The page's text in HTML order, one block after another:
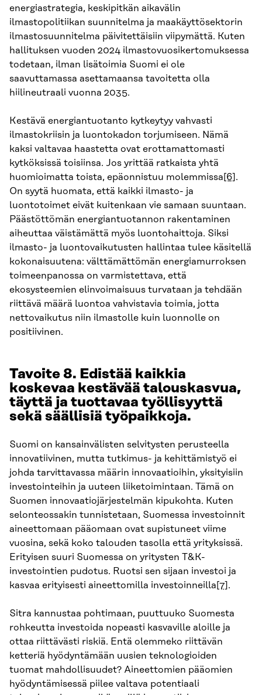
energiastrategia, keskipitkän aikavälin
ilmastopolitiikan suunnitelma ja maakäyttösektorin
ilmastosuunnitelma päivitettäisiin viipymättä. Kuten
hallituksen vuoden 2024 ilmastovuosikertomuksessa
todetaan, ilman lisätoimia Suomi ei ole
saavuttamassa asettamaansa tavoitetta olla
hiilineutraali vuonna 2035.
Kestävä energiantuotanto kytkeytyy vahvasti
ilmastokriisin ja luontokadon torjumiseen. Nämä
kaksi valtavaa haastetta ovat erottamattomasti
kytköksissä toisiinsa. Jos yrittää ratkaista yhtä
huomioimatta toista, epäonnistuu molemmissa[6] .
On syytä huomata, että kaikki ilmasto- ja
luontotoimet eivät kuitenkaan vie samaan suuntaan.
Päästöttömän energiantuotannon rakentaminen
aiheuttaa väistämättä myös luontohaittoja. Siksi
ilmasto- ja luontovaikutusten hallintaa tulee käsitellä
kokonaisuutena: välttämättömän energiamurroksen
toimeenpanossa on varmistettava, että
ekosysteemien elinvoimaisuus turvataan ja tehdään
riittävä määrä luontoa vahvistavia toimia, jotta
nettovaikutus niin ilmastolle kuin luonnolle on
positiivinen.
Tavoite 8. Edistää kaikkia
koskevaa kestävää talouskasvua,
täyttä ja tuottavaa työllisyyttä
sekä säällisiä työpaikkoja.
Suomi on kansainvälisten selvitysten perusteella
innovatiivinen, mutta tutkimus- ja kehittämistyö ei
johda tarvittavassa määrin innovaatioihin, yksityisiin
investointeihin ja uuteen liiketoimintaan. Tämä on
Suomen innovaatiojärjestelmän kipukohta. Kuten
selonteossakin tunnistetaan, Suomessa investoinnit
aineettomaan pääomaan ovat supistuneet viime
vuosina, sekä koko talouden tasolla että yrityksissä.
Erityisen suuri Suomessa on yritysten T&K-
investointien pudotus. Ruotsi sen sijaan investoi ja
kasvaa erityisesti aineettomilla investoinneilla[7] .
Sitra kannustaa pohtimaan, puuttuuko Suomesta
rohkeutta investoida nopeasti kasvaville aloille ja
ottaa riittävästi riskiä. Entä olemmeko riittävän
ketteriä hyödyntämään uusien teknologioiden
tuomat mahdollisuudet? Aineettomien pääomien
hyödyntämisessä piilee valtava potentiaali